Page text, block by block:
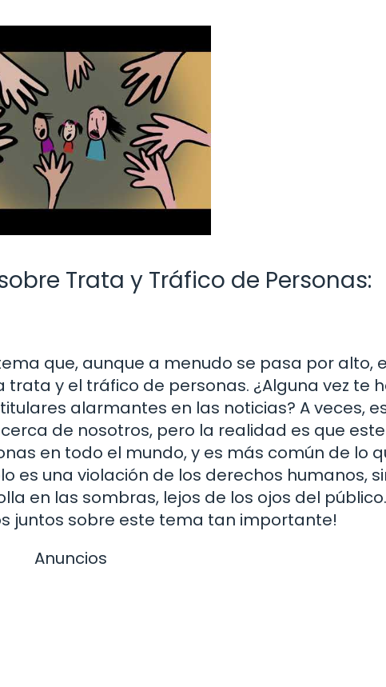
Trata y Tráfico de Personas:
que, aunque a menudo se pasa por alto,
y el tráfico de personas. ¿Alguna vez te
alarmantes en las noticias? A veces,
de nosotros, pero la realidad es que este
en todo el mundo, y es más común de lo
es una violación de los derechos humanos,
en las sombras, lejos de los ojos del
juntos sobre este tema tan importante!
Anuncios